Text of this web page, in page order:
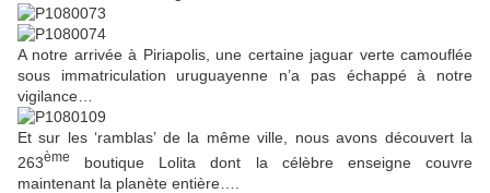
A notre arrivée à Piriapolis, une certaine jaguar verte camouflée
sous immatriculation uruguayenne n’a pas échappé à notre
vigilance…
Et sur les ‘ramblas’ de la même ville, nous avons découvert la
263ème
boutique Lolita dont la célèbre enseigne couvre
maintenant la planète entière….